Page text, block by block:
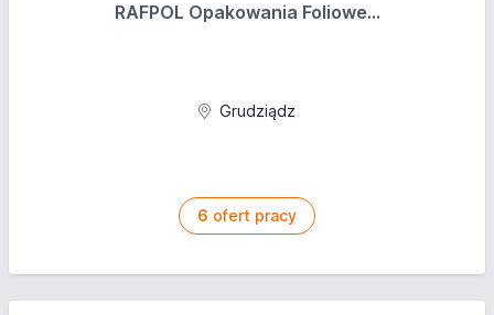
RAFPOL Opakowania Foliowe...
Grudziądz
6 ofert pracy